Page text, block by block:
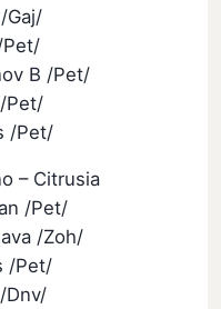
Gaj/
Pet/
B /Pet/
Pet/
/Pet/
– Citrusia
/Pet/
/Zoh/
/Pet/
Dnv/